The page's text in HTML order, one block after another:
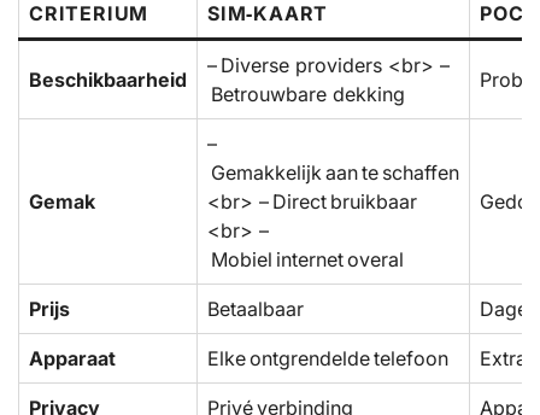
CRITERIUM SIM‑KAART
Beschikbaarheid
– Diverse providers <br> –
Betrouwbare dekking
Gemak
–
Gemakkelijk aan te schaffen
<br> – Direct bruikbaar
<br> –
Mobiel internet overal
Prijs Betaalbaar
Apparaat Elke ontgrendelde telefoon Extra
Privacy Privé verbinding